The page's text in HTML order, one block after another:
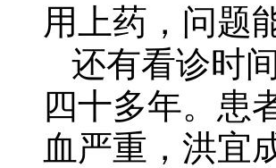
用上药，问题
还有看诊时
四十多年。患
血严重，洪宜